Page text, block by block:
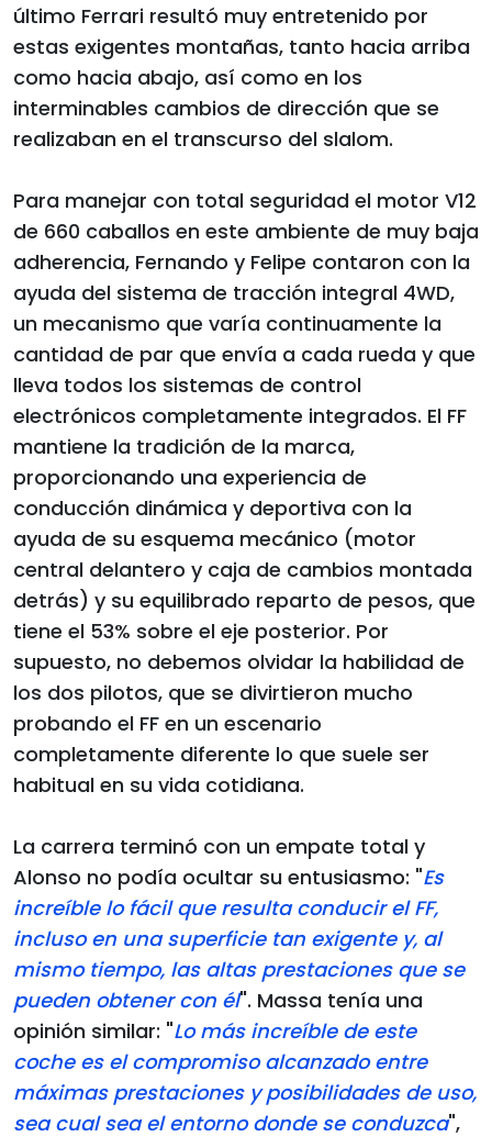
último Ferrari resultó muy entretenido por
estas exigentes montañas, tanto hacia arriba
como hacia abajo, así como en los
interminables cambios de dirección que se
realizaban en el transcurso del slalom.
Para manejar con total seguridad el motor V12
de 660 caballos en este ambiente de muy baja
adherencia, Fernando y Felipe contaron con la
ayuda del sistema de tracción integral 4WD,
un mecanismo que varía continuamente la
cantidad de par que envía a cada rueda y que
lleva todos los sistemas de control
electrónicos completamente integrados. El FF
mantiene la tradición de la marca,
proporcionando una experiencia de
conducción dinámica y deportiva con la
ayuda de su esquema mecánico (motor
central delantero y caja de cambios montada
detrás) y su equilibrado reparto de pesos, que
tiene el 53% sobre el eje posterior. Por
supuesto, no debemos olvidar la habilidad de
los dos pilotos, que se divirtieron mucho
probando el FF en un escenario
completamente diferente lo que suele ser
habitual en su vida cotidiana.
La carrera terminó con un empate total y
Alonso no podía ocultar su entusiasmo: "Es
increíble lo fácil que resulta conducir el FF,
incluso en una superficie tan exigente y, al
mismo tiempo, las altas prestaciones que se
pueden obtener con él". Massa tenía una
opinión similar: "Lo más increíble de este
coche es el compromiso alcanzado entre
máximas prestaciones y posibilidades de uso,
sea cual sea el entorno donde se conduzca",